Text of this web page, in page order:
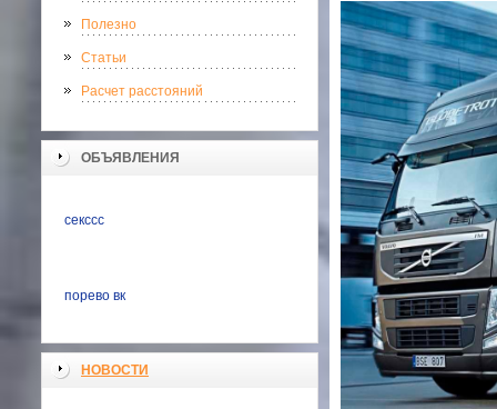
Полезно
Статьи
Расчет расстояний
ОБЪЯВЛЕНИЯ
секссс
порево вк
НОВОСТИ